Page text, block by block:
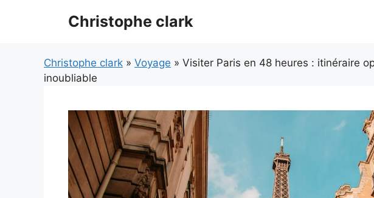
Christophe clark
Christophe clark » Voyage » Visiter Paris en 48 heures : itinéraire
inoubliable